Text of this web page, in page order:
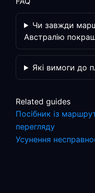
Чи завжди
Австралію
Які вимоги до
Related guides
Посібник із
перегляду
Усунення